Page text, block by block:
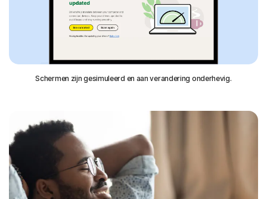
Schermen zijn gesimuleerd en aan verandering onderhevig.